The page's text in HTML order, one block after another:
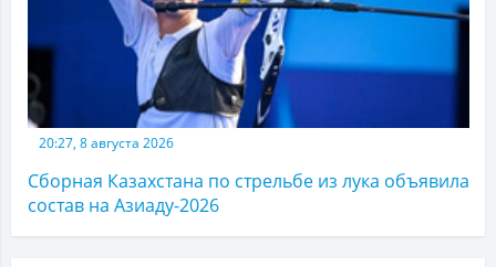
20:27, 8 августа 2026
Сборная Казахстана по стрельбе из лука объявила
состав на Азиаду-2026